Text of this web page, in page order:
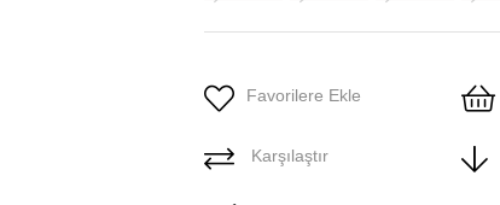
Favorilere Ekle
Karşılaştır